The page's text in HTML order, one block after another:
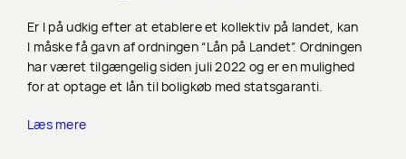
Er I på udkig efter at etablere et kollektiv på landet, kan
I måske få gavn af ordningen “Lån på Landet”. Ordningen
har været tilgængelig siden juli 2022 og er en mulighed
for at optage et lån til boligkøb med statsgaranti.
Læs mere